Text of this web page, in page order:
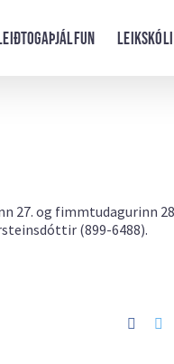
Leikskóli
27. og fimmtudagurinn
(899-6488).